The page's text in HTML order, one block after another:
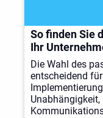
So finden Sie
Ihr
Die Wahl des
entscheidend